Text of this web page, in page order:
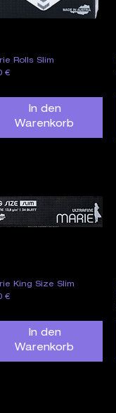
Schnellansicht
Rolls Slim
€
In den
Warenkorb
Schnellansicht
King Size Slim
€
In den
Warenkorb